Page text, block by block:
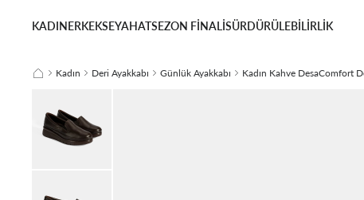
KADINERKEKSEYAHATSEZON FİNALİSÜRDÜRÜLEBİLİRLİK
Kadın Deri Ayakkabı Günlük Ayakkabı Kadın Kahve DesaComfort